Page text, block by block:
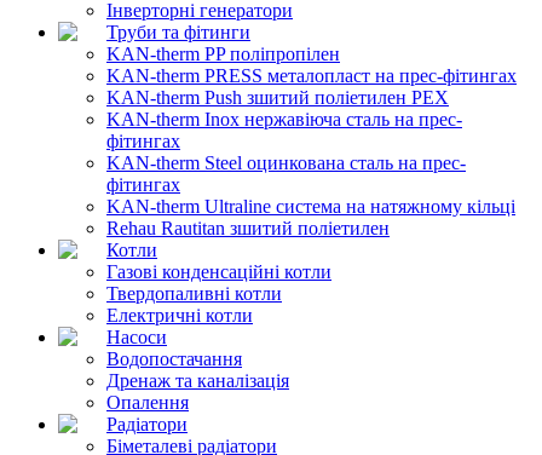
Інверторні генератори
Труби та фітинги
KAN-therm PP поліпропілен
KAN-therm PRESS металопласт на прес-фітингах
KAN-therm Push зшитий поліетилен PEX
KAN-therm Inox нержавіюча сталь на прес-
фітингах
KAN-therm Steel оцинкована сталь на прес-
фітингах
KAN-therm Ultraline система на натяжному кільці
Rehau Rautitan зшитий поліетилен
Котли
Газові конденсаційні котли
Твердопаливні котли
Електричні котли
Насоси
Водопостачання
Дренаж та каналізація
Опалення
Радіатори
Біметалеві радіатори